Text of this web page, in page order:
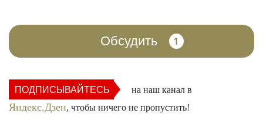
Обсудить 1
ПОДПИСЫВАЙТЕСЬ на наш канал в
Яндекс.Дзен, чтобы ничего не пропустить!